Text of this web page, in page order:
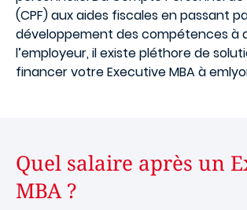
(CPF) aux aides fiscales en passant
développement des compétences à
l’employeur, il existe pléthore de
financer votre Executive MBA à
Quel salaire après un
MBA ?